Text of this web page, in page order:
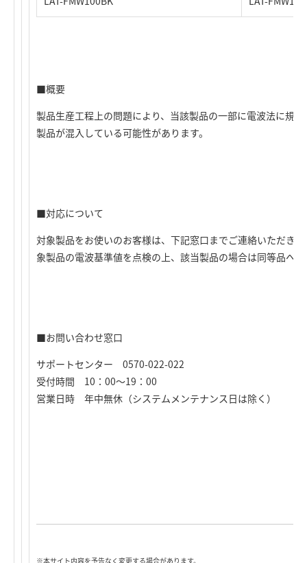
■概要
製品生産工程上の問題により、当該製品の一部に電波法に規
製品が混入している可能性があります。
■対応について
対象製品をお使いのお客様は、下記窓口までご連絡いただき
象製品の電波基準値を点検の上、該当製品の場合は同等品へ
■お問い合わせ窓口
サポートセンター 0570-022-022
受付時間 10：00～19：00
営業日時 年中無休（システムメンテナンス日は除く）
※本サイト内容を予告なく変更する場合があります。